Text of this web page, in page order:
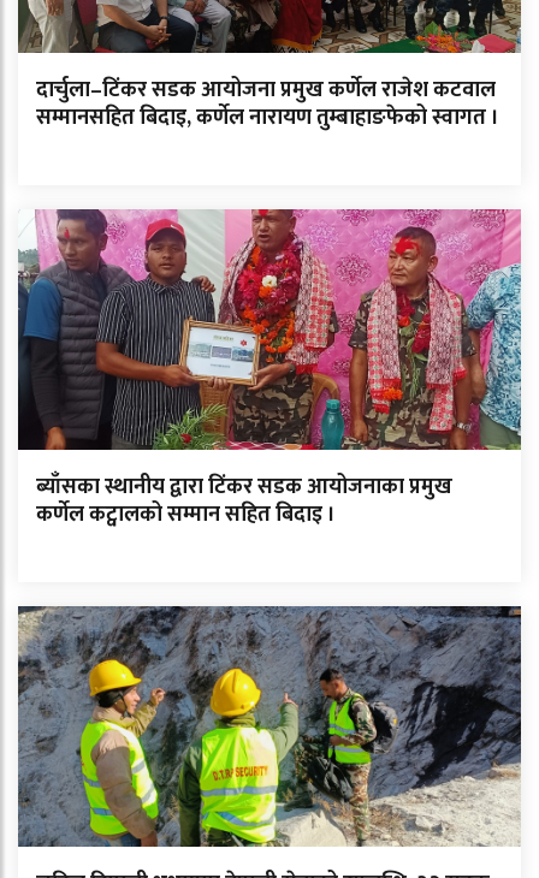
दार्चुला–टिंकर सडक आयोजना प्रमुख कर्णेल राजेश कटवाल
सम्मानसहित बिदाइ, कर्णेल नारायण तुम्बाहाङफेको स्वागत ।
ब्याँसका स्थानीय द्वारा टिंकर सडक आयोजनाका प्रमुख
कर्णेल कट्वालको सम्मान सहित बिदाइ ।